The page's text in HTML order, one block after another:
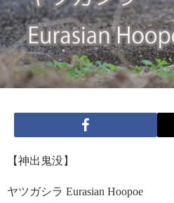
【神出鬼没】
ヤツガシラ Eurasian Hoopoe